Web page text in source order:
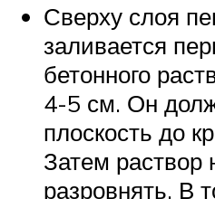
Сверху слоя
заливается
бетонного
4-5 см. Он
плоскость до
Затем раствор
разровнять. В